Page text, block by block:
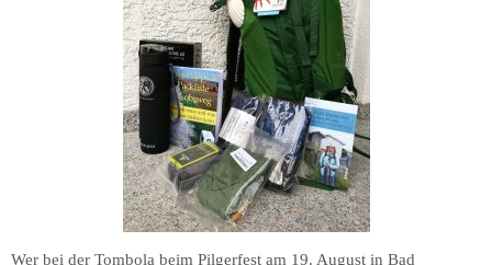
Wer bei der Tombola beim Pilgerfest am 19. August in Bad